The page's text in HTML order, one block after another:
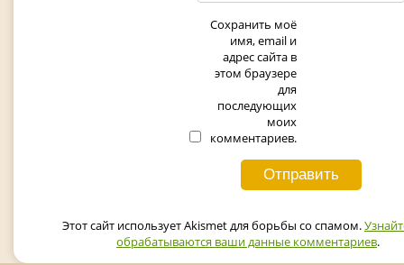
Сохранить моё
имя, email и
адрес сайта в
этом браузере
для
последующих
моих
комментариев.
Этот сайт использует Akismet для борьбы со спамом.
обрабатываются ваши данные комментариев.